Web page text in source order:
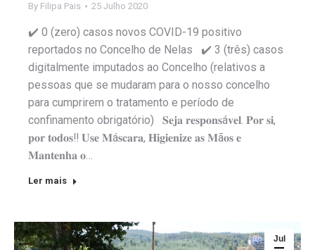
By Filipa Pais 25 Julho 2020
✔️ 0 (zero) casos novos COVID-19 positivo
reportados no Concelho de Nelas ✔️ 3 (três) casos
digitalmente imputados ao Concelho (relativos a
pessoas que se mudaram para o nosso concelho
para cumprirem o tratamento e período de
confinamento obrigatório) 𝐒𝐞𝐣𝐚 𝐫𝐞𝐬𝐩𝐨𝐧𝐬á𝐯𝐞𝐥. 𝐏𝐨𝐫 𝐬𝐢,
𝐩𝐨𝐫 𝐭𝐨𝐝𝐨𝐬‼️ 𝐔𝐬𝐞 𝐌á𝐬𝐜𝐚𝐫𝐚, 𝐇𝐢𝐠𝐢𝐞𝐧𝐢𝐳𝐞 𝐚𝐬 𝐌ã𝐨𝐬 𝐞
𝐌𝐚𝐧𝐭𝐞𝐧𝐡𝐚 𝐨…
Ler mais
Jul